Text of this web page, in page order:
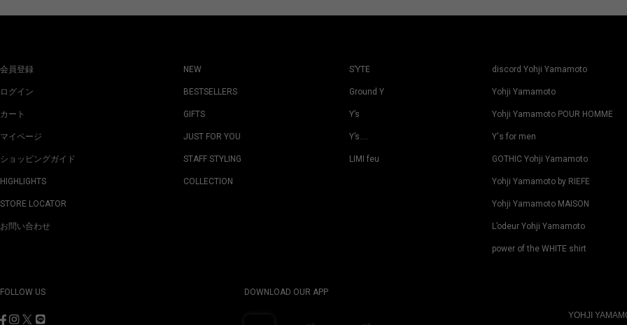
会員登録
ログイン
カート
マイページ
ショッピングガイド
HIGHLIGHTS
STORE LOCATOR
お問い合わせ
NEW
BESTSELLERS
GIFTS
JUST FOR YOU
STAFF STYLING
COLLECTION
S’YTE
Ground Y
Y’s
Y’s….
LIMI feu
discord Yohji Yamamoto
Yohji Yamamoto
Yohji Yamamoto POUR HOMME
Y's for men
GOTHIC Yohji Yamamoto
Yohji Yamamoto by RIEFE
Yohji Yamamoto MAISON
L’odeur Yohji Yamamoto
power of the WHITE shirt
FOLLOW US DOWNLOAD OUR APP
YOHJI